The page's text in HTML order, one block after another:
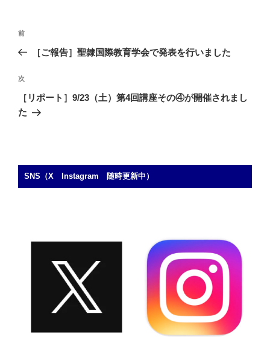
投
ナ
ビ
ゲ
ー
ン
前
の
稿
前
［ご報告］聖隷国際教育学会で発表を行いました
次
の
投
次
［リポート］9/23（土）第4回講座その④が開催されまし
た
SNS（X Instagram 随時更新中）